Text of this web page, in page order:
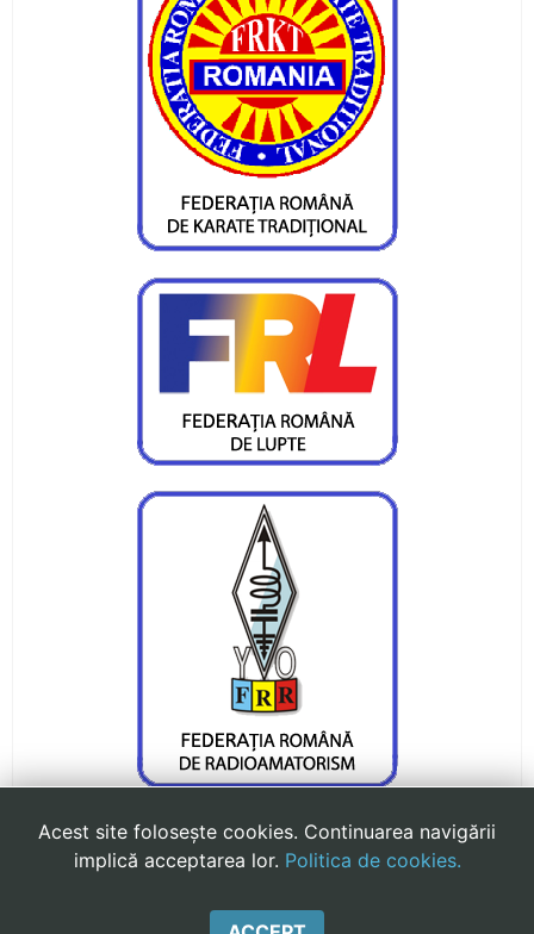
Valentin Gavril a fost ales vicepresedinte al
Federatiei de Canotaj
Sportivii CS Ceahlaul si LPS Piatra Neamt,
premiati la Targu-Mures
CS Ceahlaul are cinci luptatori pietreni calificati
pentru finala CN si Cupa Romaniei
Sperante la noi medalii pentru canotorii CS
Ceahlaul - LPS Piatra Neamt
Noi medalii pentru atletii CS Ceahlaul in
concursurile nationale
CS Ceahlaul are opt sperante pentru turneul
Alte sperante la medalii, dar cu juniori
Valentin Gavril candideaza la postul de
vicepresedinte al FR Canotaj
Silviu Munteanu vizeaza o medalie
Ionica Stoica - doua medalii pentru CS Ceahlaul
Silviu Munteanu aspira la finala probei de 60 de
Acest site folosește cookies. Continuarea navigării
implică acceptarea lor. Politica de cookies.